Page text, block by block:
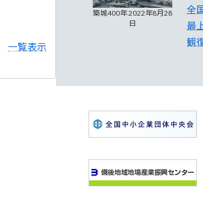
一覧表示
築城400年 2022年8月28
日
全
最
観